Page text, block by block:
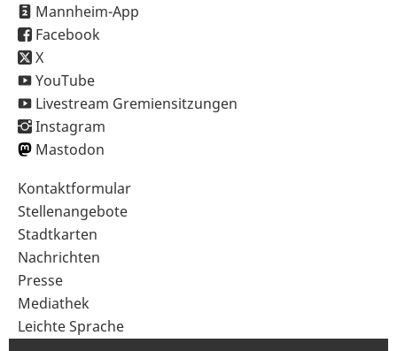
Mannheim-App
Facebook
X
YouTube
Livestream Gremiensitzungen
Instagram
Mastodon
Sekundärnavigation
im
Fußbereich
Kontaktformular
Stellenangebote
Stadtkarten
Nachrichten
Presse
Mediathek
Leichte Sprache